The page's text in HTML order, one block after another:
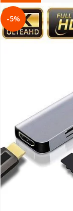
-5%